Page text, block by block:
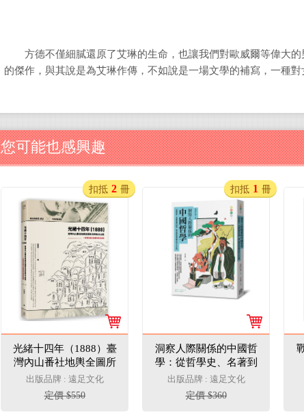
方德不僅細膩還原了艾琳的生命，也讓我們對歐威爾等偉大的
的傑作，與其說是為艾琳作傳，不如說是一場文學的補寫，一種對
您可能也感興趣
光緒十四年（1888）臺
灣內山番社地輿全圖所
見的新北山區：一段清
末開山撫番的歷史追尋
出版品牌 : 遠足文化
定價 $550
扣抵 2 冊
洞察人際關係的中國哲
學：從哲學史、名著到
專門用語，建立理性思
考模式的6大工具
出版品牌 : 遠足文化
定價 $360
扣抵 1 冊